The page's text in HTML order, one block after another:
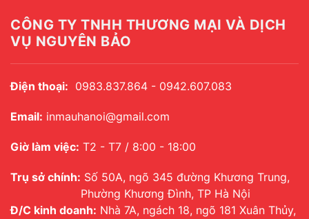
CÔNG TY TNHH THƯƠNG MẠI VÀ DỊCH
VỤ NGUYÊN BẢO
Điện thoại: 0983.837.864 - 0942.607.083
Email: inmauhanoi@gmail.com
Giờ làm việc: T2 - T7 / 8:00 - 18:00
Trụ sở chính: Số 50A, ngõ 345 đường Khương Trung,
Phường Khương Đình, TP Hà Nội
Đ/C kinh doanh: Nhà 7A, ngách 18, ngõ 181 Xuân Thủy,